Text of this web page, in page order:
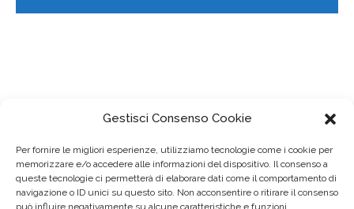
Gestisci Consenso Cookie
Per fornire le migliori esperienze, utilizziamo tecnologie come i cookie per
memorizzare e/o accedere alle informazioni del dispositivo. Il consenso a
queste tecnologie ci permetterà di elaborare dati come il comportamento di
navigazione o ID unici su questo sito. Non acconsentire o ritirare il consenso
può influire negativamente su alcune caratteristiche e funzioni.